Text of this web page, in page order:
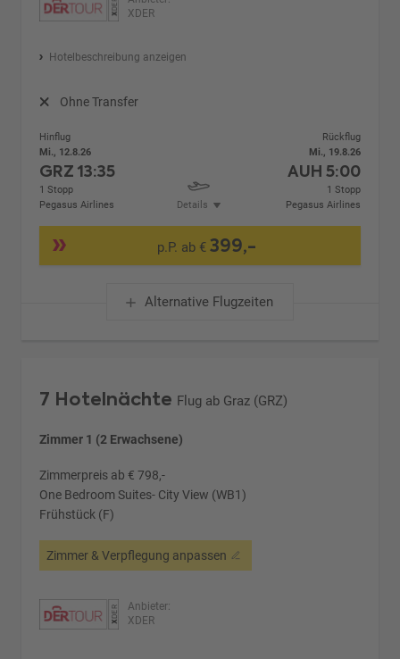
XDER
Hotelbeschreibung anzeigen
Ohne Transfer
Hinflug
Mi., 12.8.26
GRZ13:35
1 Stopp
Pegasus Airlines
Details
Rückflug
Mi., 19.8.26
AUH 5:00
1 Stopp
Pegasus Airlines
p.P. ab € 399,-
Alternative Flugzeiten
7 Hotelnächte Flug ab Graz (GRZ)
Zimmer 1 (2 Erwachsene)
Zimmerpreis ab € 798,-
One Bedroom Suites- City View (WB1)
Frühstück (F)
Zimmer & Verpflegung anpassen
Anbieter:
XDER